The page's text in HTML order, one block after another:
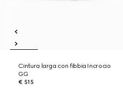
Cintura larga con fibbia Incrocio
GG
€ 515